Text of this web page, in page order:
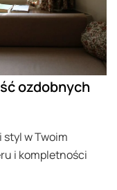
ozdobnych
w Twoim
i kompletności